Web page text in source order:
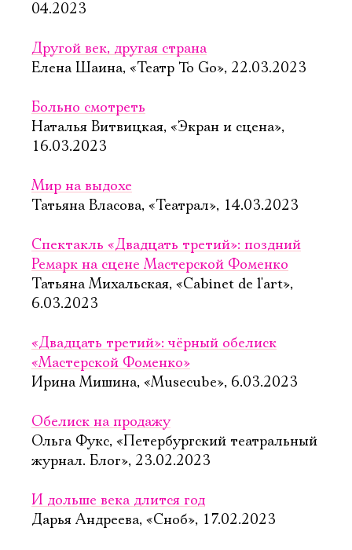
04.2023
Другой век, другая страна
Елена Шаина, «Театр To Go», 22.03.2023
Больно смотреть
Наталья Витвицкая, «Экран и сцена»,
16.03.2023
Мир на выдохе
Татьяна Власова, «Театрал», 14.03.2023
Спектакль «Двадцать третий»: поздний
Ремарк на сцене Мастерской Фоменко
Татьяна Михальская, «Cabinet de l'art»,
6.03.2023
«Двадцать третий»: чёрный обелиск
«Мастерской Фоменко»
Ирина Мишина, «Musecube», 6.03.2023
Обелиск на продажу
Ольга Фукс, «Петербургский театральный
журнал. Блог», 23.02.2023
И дольше века длится год
Дарья Андреева, «Сноб», 17.02.2023